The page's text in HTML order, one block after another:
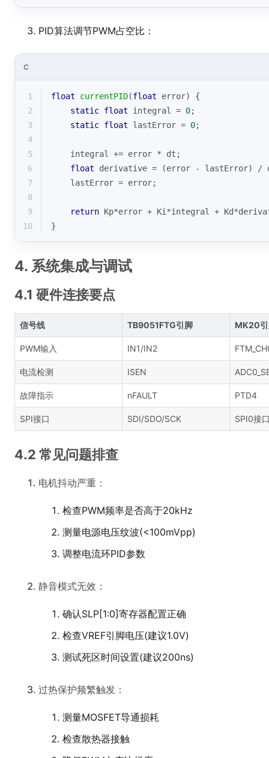
PID算法调节PWM占空比：
C
1 float currentPID(float error)
{
2
static float integral = 0;
3
static float lastError = 0;
4
5
    integral += error * dt;
6
float derivative = (error - lastError) /
7
    lastError = error;
8
9
return Kp*error + Ki*integral +
10
}
4. 系统集成与调试
4.1 硬件连接要点
信号线 TB9051FTG引脚 MK20
PWM输入 IN1/IN2
电流检测 ISEN
故障指示 nFAULT PTD4
SPI接口 SDI/SDO/SCK SPI0接
4.2 常见问题排查
电机抖动严重：
检查PWM频率是否高于20kHz
测量电源电压纹波(<100mVpp)
调整电流环PID参数
静音模式无效：
确认SLP[1:0]寄存器配置正确
检查VREF引脚电压(建议1.0V)
测试死区时间设置(建议200ns)
过热保护频繁触发：
测量MOSFET导通损耗
检查散热器接触